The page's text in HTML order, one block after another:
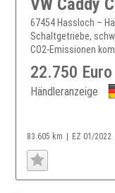
67454 Hassloch –
Schaltgetriebe,
CO2-Emissionen
22.750 Euro
Händleranzeige
83.605 km EZ 01/2022